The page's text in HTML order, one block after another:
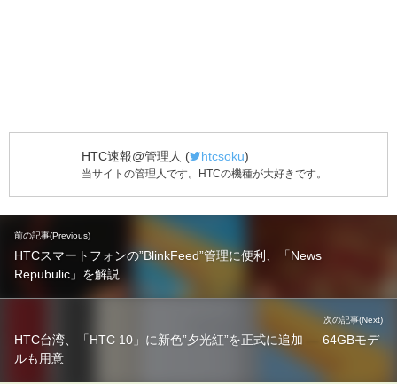
HTC速報@管理人 ( htcsoku)
当サイトの管理人です。HTCの機種が大好きです。
前の記事(Previous)
HTCスマートフォンの”BlinkFeed”管理に便利、「News
Repubulic」を解説
次の記事(Next)
HTC台湾、「HTC 10」に新色”夕光紅”を正式に追加 ― 64GBモデ
ルも用意